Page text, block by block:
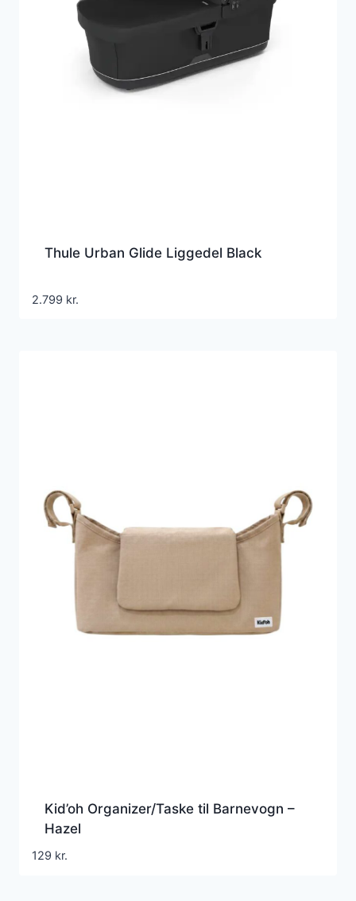
Thule Urban Glide Liggedel Black
2.799 kr.
Kid’oh Organizer/Taske til Barnevogn –
Hazel
129 kr.